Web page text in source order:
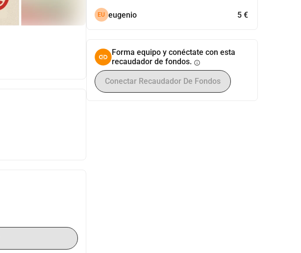
EU eugenio 5 €
Forma equipo y conéctate con esta
recaudador de fondos. info
Conectar Recaudador De Fondos